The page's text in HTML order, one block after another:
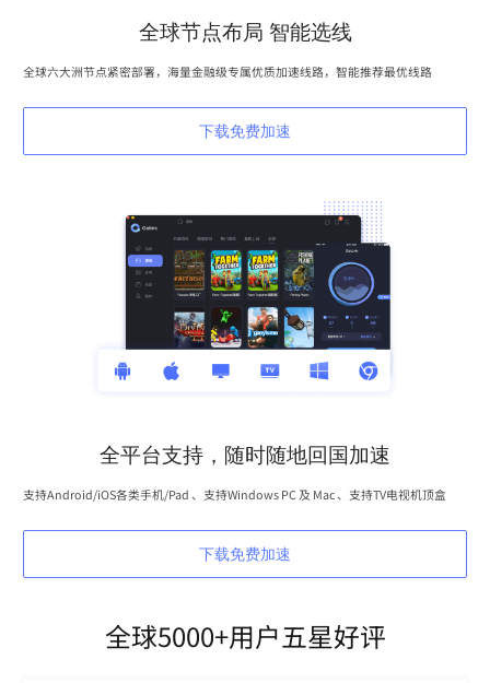
全球节点布局 智能选线
全球六大洲节点紧密部署，海量金融级专属优质加速线路，智能推荐最优线路
下载免费加速
全平台支持，随时随地回国加速
支持Android/iOS各类手机/Pad 、支持Windows PC 及 Mac 、支持TV电视机顶盒
下载免费加速
全球5000+用户五星好评